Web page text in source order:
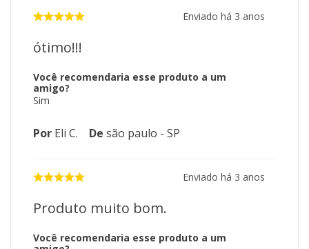
Enviado há 3 anos
ótimo!!!
Você recomendaria esse produto a um
amigo?
Sim
Por Eli C. De são paulo - SP
Enviado há 3 anos
Produto muito bom.
Você recomendaria esse produto a um